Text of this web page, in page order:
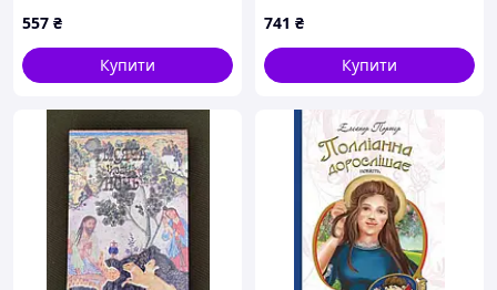
(9786171513822)
557 ₴
Купити
741 ₴
Купити